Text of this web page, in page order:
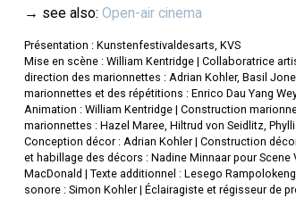
→ see also: Open-air cinema
Présentation : Kunstenfestivaldesarts, KVS
Mise en scène : William Kentridge | Collaboratrice
direction des marionnettes : Adrian Kohler, Basil
marionnettes et des répétitions : Enrico Dau Yang
Animation : William Kentridge | Construction
marionnettes : Hazel Maree, Hiltrud von Seidlitz,
Conception décor : Adrian Kohler | Construction
et habillage des décors : Nadine Minnaar pour
MacDonald | Texte additionnel : Lesego
sonore : Simon Kohler | Éclairagiste et régisseur de